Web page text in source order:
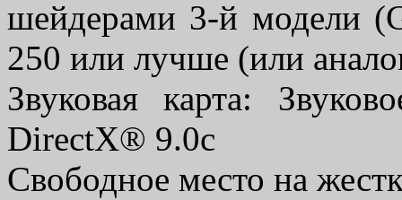
шейдерами 3-й модели
250 или лучше (или
Звуковая карта:
DirectX® 9.0с
Свободное место на